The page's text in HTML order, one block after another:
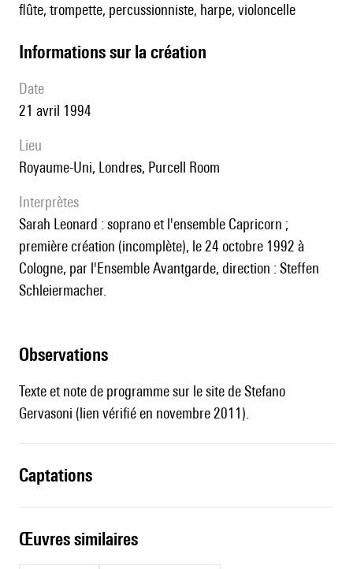
flûte, trompette, percussionniste, harpe, violoncelle
informations sur la création
date
21 avril 1994
lieu
Royaume-Uni, Londres, Purcell Room
interprètes
Sarah Leonard : soprano et l'ensemble Capricorn ;
première création (incomplète), le 24 octobre 1992 à
Cologne, par l'Ensemble Avantgarde, direction : Steffen
Schleiermacher.
observations
Texte et note de programme sur le site de Stefano
Gervasoni (lien vérifié en novembre 2011).
captations
œuvres similaires